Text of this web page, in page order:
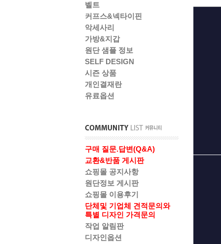
벨트
커프스&넥타이핀
악세사리
가방&지갑
원단 샘플 정보
SELF DESIGN
시즌 상품
개인결재란
유료옵션
구매 질문.답변(Q&A)
교환&반품 게시판
쇼핑몰 공지사항
원단정보 게시판
쇼핑몰 이용후기
단체및 기업체 견적문의와
특별 디자인 가격문의
작업 알림판
디자인옵션